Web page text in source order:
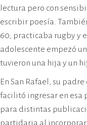
lectura pero con
escribir poesía.
60, practicaba rugby y
adolescente empezó
tuvieron una hija y un
En San Rafael, su
facilitó ingresar en esa
para distintas
partidaria al